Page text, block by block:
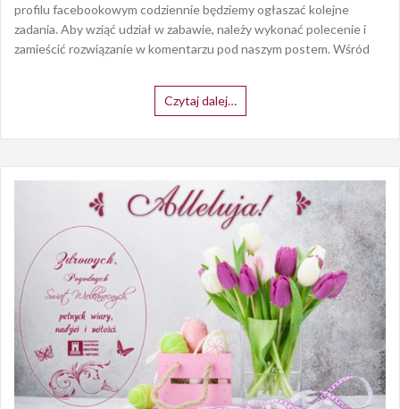
profilu facebookowym codziennie będziemy ogłaszać kolejne
zadania. Aby wziąć udział w zabawie, należy wykonać polecenie i
zamieścić rozwiązanie w komentarzu pod naszym postem. Wśród
Czytaj dalej…